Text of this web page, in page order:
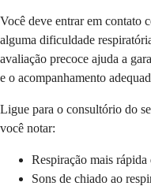
Você deve entrar em contato
alguma dificuldade
avaliação precoce ajuda a
e o acompanhamento
Ligue para o consultório do
você notar:
Respiração mais
Sons de chiado ao